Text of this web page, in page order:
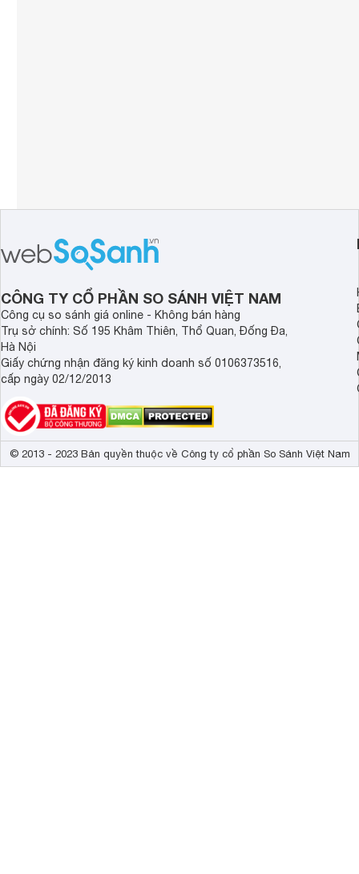
CÔNG TY CỔ PHẦN SO SÁNH VIỆT NAM
Công cụ so sánh giá online - Không bán hàng
Trụ sở chính: Số 195 Khâm Thiên, Thổ Quan, Đống Đa,
Hà Nội
Giấy chứng nhận đăng ký kinh doanh số 0106373516,
cấp ngày 02/12/2013
© 2013 - 2023 Bản quyền thuộc về Công ty cổ phần So Sánh Việt Nam